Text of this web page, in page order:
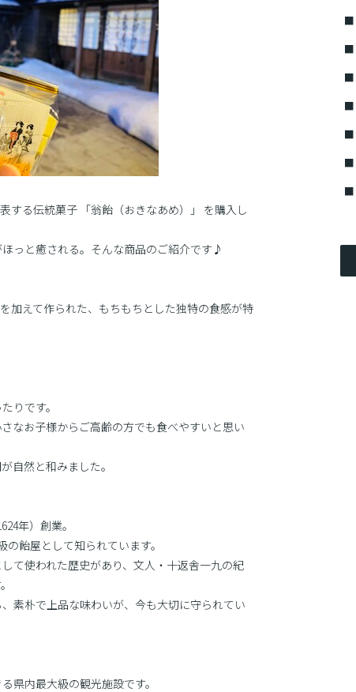
する伝統菓子 「翁飴（おきなあめ）」 を購入し
っと癒される。そんな商品のご紹介です♪
加えて作られた、もちもちとした独特の食感が特
りです。
なお子様からご高齢の方でも食べやすいと思い
自然と和みました。
年）創業。
飴屋として知られています。
て使われた歴史があり、文人・十返舎一九の紀
素朴で上品な味わいが、今も大切に守られてい
県内最大級の観光施設です。
■
■
■
■
■
■
■